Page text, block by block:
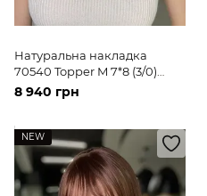
Натуральна накладка
70540 Topper M 7*8 (3/0)
темне волосся середньої
довжини
8 940 грн
NEW